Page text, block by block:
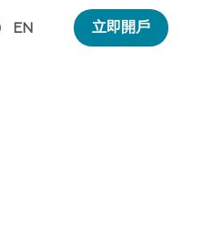
EN 立即開戶